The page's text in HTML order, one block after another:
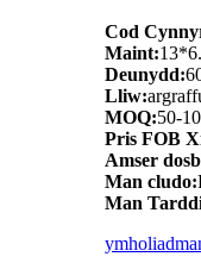
Cod
Maint:
Deunydd:
Lliw:
MOQ:50-
Pris FOB
Amser
Man cludo:
Man
ymholiad